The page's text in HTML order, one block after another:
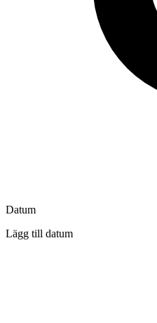
Datum
Lägg till datum